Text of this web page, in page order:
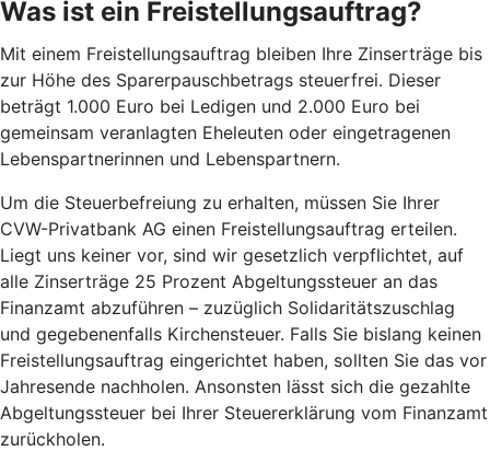
Was ist ein Freistellungsauftrag?
Mit einem Freistellungsauftrag bleiben Ihre Zinserträge bis
zur Höhe des Sparerpauschbetrags steuerfrei. Dieser
beträgt 1.000 Euro bei Ledigen und 2.000 Euro bei
gemeinsam veranlagten Eheleuten oder eingetragenen
Lebenspartnerinnen und Lebenspartnern.
Um die Steuerbefreiung zu erhalten, müssen Sie Ihrer
CVW-Privatbank AG einen Freistellungsauftrag erteilen.
Liegt uns keiner vor, sind wir gesetzlich verpflichtet, auf
alle Zinserträge 25 Prozent Abgeltungssteuer an das
Finanzamt abzuführen – zuzüglich Solidaritätszuschlag
und gegebenenfalls Kirchensteuer. Falls Sie bislang keinen
Freistellungsauftrag eingerichtet haben, sollten Sie das vor
Jahresende nachholen. Ansonsten lässt sich die gezahlte
Abgeltungssteuer bei Ihrer Steuererklärung vom Finanzamt
zurückholen.